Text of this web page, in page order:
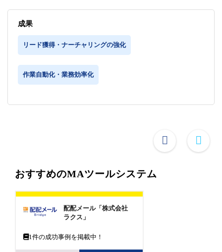
成果
リード獲得・ナーチャリングの強化
作業自動化・業務効率化
おすすめのMAツールシステム
配配メール「株式会社
ラクス」
1 件の成功事例を掲載中！